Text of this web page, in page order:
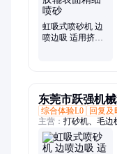
虹吸式喷砂机 边
喷边吸 适用挤压
东莞市跃强机
综合体验L0
回复及
主营： 打砂机、毛边
标定制喷砂机、自
式抛丸机、除尘器